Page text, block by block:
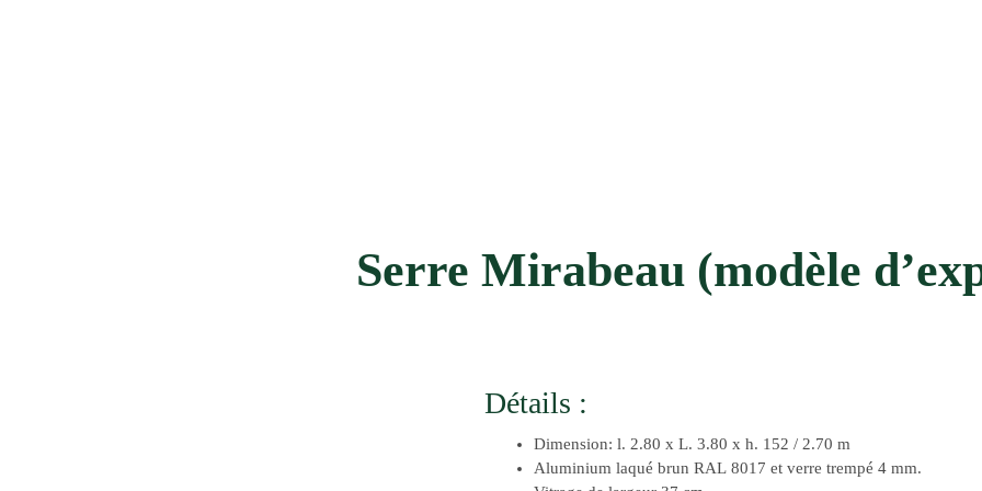
Serre Mirabeau (modèle
Détails :
Dimension: l. 2.80 x L. 3.80 x h. 152 / 2.70 m
Aluminium laqué brun RAL 8017 et verre trempé 4 mm.